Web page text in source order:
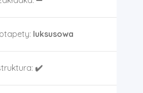
luksusowa
✔️